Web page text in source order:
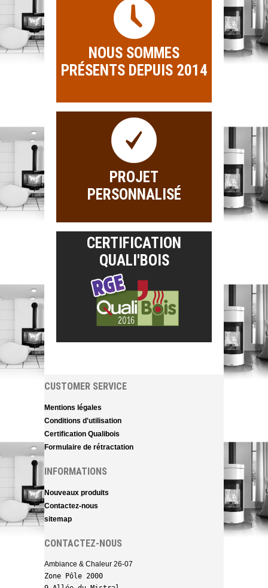
NOUS SOMMES
PRÉSENTS DEPUIS 2014
PROJET
PERSONNALISÉ
CERTIFICATION
QUALI'BOIS
CUSTOMER SERVICE
Mentions légales
Conditions d'utilisation
Certification Qualibois
Formulaire de rétractation
INFORMATIONS
Nouveaux produits
Contactez-nous
sitemap
CONTACTEZ-NOUS
Ambiance & Chaleur 26-07
Zone Pôle 2000